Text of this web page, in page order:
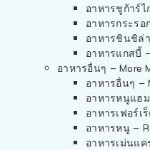
อาหารชูก้าร์ไ
อาหารกระรอ
อาหารชินชิล่
อาหารแกสบี้
อาหารอื่นๆ – More
อาหารอื่นๆ –
อาหารหนูแฮม
อาหารเฟอร์เ
อาหารหนู –
อาหารเม่นแค